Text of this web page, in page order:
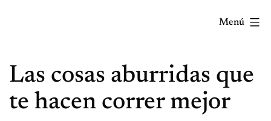
mola...
lo
Menú
Las cosas aburridas que
te hacen correr mejor